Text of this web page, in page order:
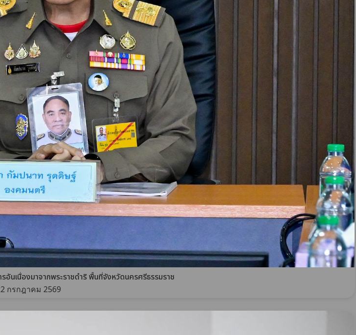
นเนื่องมาจากพระราชดำริ พื้นที่จังหวัดนครศรีธรรมราช
กรกฎาคม 2569